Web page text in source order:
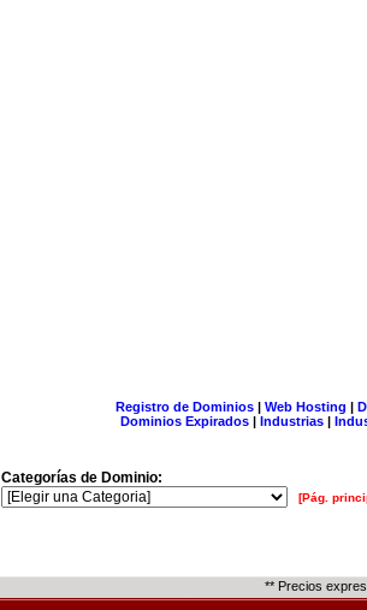
Registro de Dominios| Web Hosting |
Dominios Expirados | Industrias |
Categorías de Dominio:
[Pág.
** Precios